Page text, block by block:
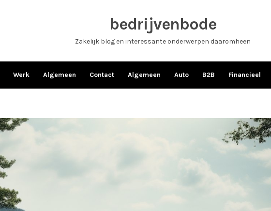
bedrijvenbode
Zakelijk blog en interessante onderwerpen daaromheen
Werk Algemeen Contact Algemeen Auto B2B Financieel